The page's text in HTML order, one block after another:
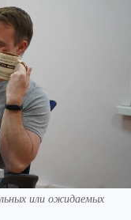
или ожидаемых